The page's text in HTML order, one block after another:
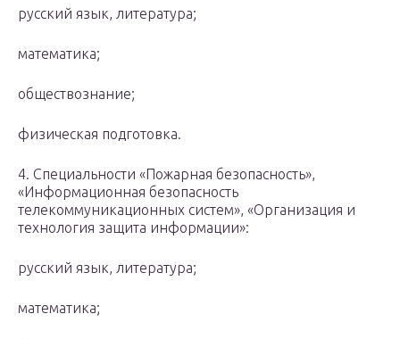
русский язык, литература;
математика;
обществознание;
физическая подготовка.
4. Специальности «Пожарная безопасность»,
«Информационная безопасность
телекоммуникационных систем», «Организация и
технология защита информации»:
русский язык, литература;
математика;